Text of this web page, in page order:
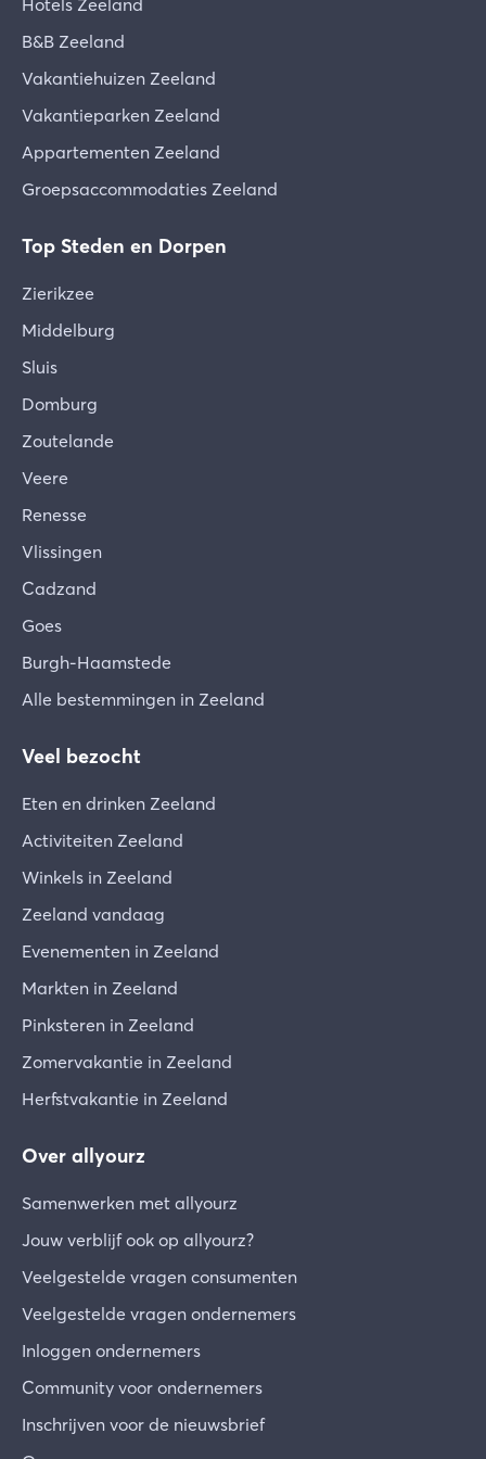
Is er een supermarkt in de buurt?
Op 800 meter afstand van het park bevind zich
een Aldi en een Albert Heijn.
Hotels Zeeland
B&B Zeeland
Vakantiehuizen Zeeland
Vakantieparken Zeeland
Appartementen Zeeland
Groepsaccommodaties Zeeland
Top Steden en Dorpen
Zierikzee
Middelburg
Sluis
Domburg
Zoutelande
Veere
Renesse
Vlissingen
Cadzand
Goes
Burgh-Haamstede
Alle bestemmingen in Zeeland
Veel bezocht
Eten en drinken Zeeland
Activiteiten Zeeland
Winkels in Zeeland
Zeeland vandaag
Evenementen in Zeeland
Markten in Zeeland
Pinksteren in Zeeland
Zomervakantie in Zeeland
Herfstvakantie in Zeeland
Over allyourz
Samenwerken met allyourz
Jouw verblijf ook op allyourz?
Veelgestelde vragen consumenten
Veelgestelde vragen ondernemers
Inloggen ondernemers
Community voor ondernemers
Inschrijven voor de nieuwsbrief